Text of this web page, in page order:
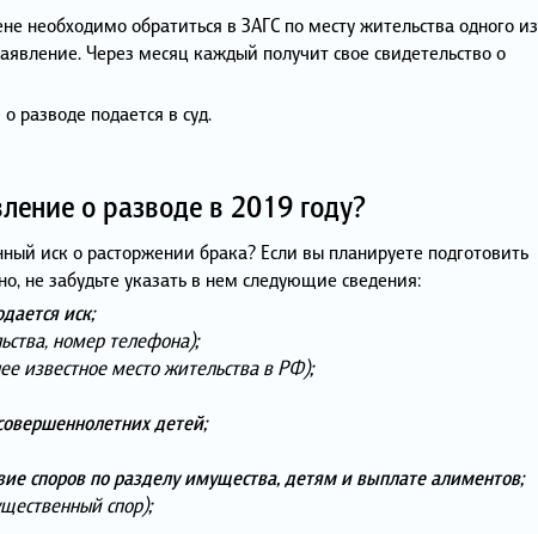
необходимо обратиться в ЗАГС по месту жительства одного из
Через месяц каждый получит свое свидетельство о
разводе подается в суд.
о разводе в 2019 году?
иск о расторжении брака? Если вы планируете подготовить
не забудьте указать в нем следующие сведения:
иск;
номер телефона);
известное место жительства в РФ);
детей;
споров по разделу имущества, детям и выплате алиментов;
спор);